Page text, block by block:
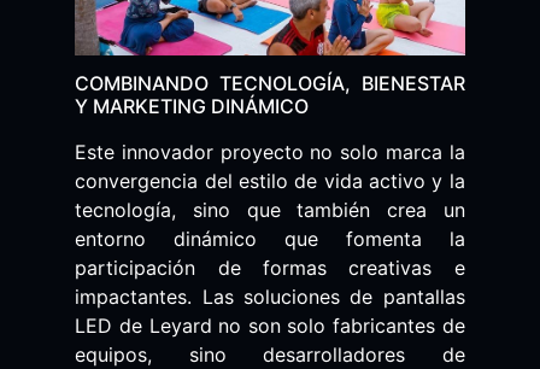
COMBINANDO TECNOLOGÍA, BIENESTAR
Y MARKETING DINÁMICO
Este innovador proyecto no solo marca la
convergencia del estilo de vida activo y la
tecnología, sino que también crea un
entorno dinámico que fomenta la
participación de formas creativas e
impactantes. Las soluciones de pantallas
LED de Leyard no son solo fabricantes de
equipos, sino desarrolladores de